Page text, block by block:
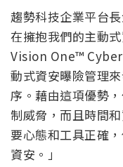
趨勢科技企業平台
在擁抱我們的主動
Vision One™
動式資安曝險管理
序。藉由這項優勢
制威脅，而且時間
要心態和工具正確
資安。」